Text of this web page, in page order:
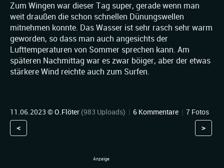
Zum Wingen war dieser Tag super, gerade wenn man
weit draußen die schon schnellen Dünungswellen
mitnehmen konnte. Das Wasser ist sehr rasch sehr warm
geworden, so dass man auch angesichts der
Lufttemperaturen von Sommer sprechen kann. Am
späteren Nachmittag war es zwar böiger, aber der etwas
stärkere Wind reichte auch zum Surfen.
11.06.2023 ©O.Flöter (983 Uploads) | 6 Kommentare | 7 Fotos
< >